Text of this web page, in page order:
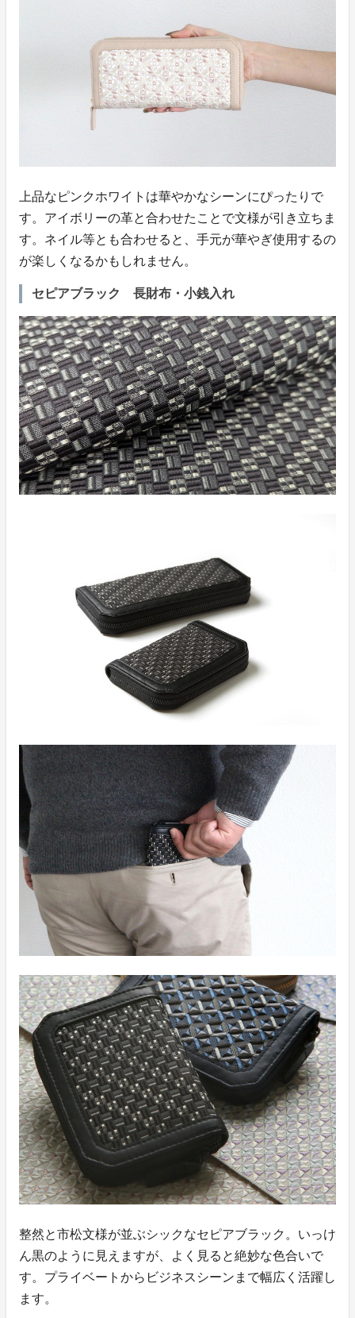
上品なピンクホワイトは華やかなシーンにぴったりで
す。アイボリーの革と合わせたことで文様が引き立ちま
す。ネイル等とも合わせると、手元が華やぎ使用するの
が楽しくなるかもしれません。
セピアブラック 長財布・小銭入れ
整然と市松文様が並ぶシックなセピアブラック。いっけ
ん黒のように見えますが、よく見ると絶妙な色合いで
す。プライベートからビジネスシーンまで幅広く活躍し
ます。